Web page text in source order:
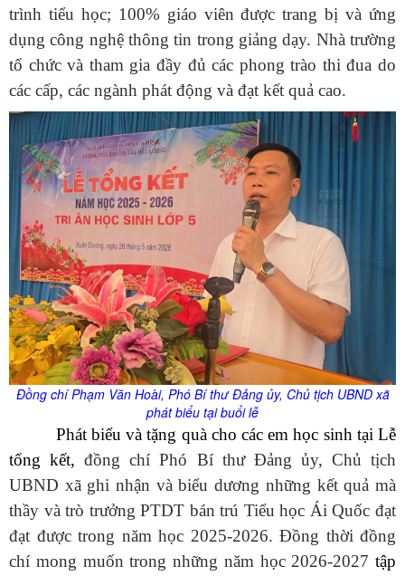
trình tiểu học; 100% giáo viên được trang bị và ứng
dụng công nghệ thông tin trong giảng dạy. Nhà trường
tổ chức và tham gia đầy đủ các phong trào thi đua do
các cấp, các ngành phát động và đạt kết quả cao.
Đồng chí Phạm Văn Hoài, Phó Bí thư Đảng ủy, Chủ tịch UBND xã
phát biểu tại buổi lễ
Phát biểu và tặng quà cho các em học sinh tại Lễ
tổng kết,đồng chí Phó Bí thư Đảng ủy, Chủ tịch
UBND xã ghi nhận và biểu dương những kết quả mà
thầy và trò trưởng PTDT bán trú Tiểu học Ái Quốc đạt
đạt được trong năm học 2025-2026. Đồng thời đồng
chí mong muốn trong những năm học 2026-2027 tập